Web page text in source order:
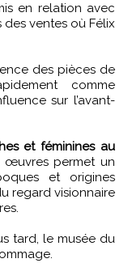
en relation avec
ventes où Félix
des pièces de
comme
sur l’avant-
et féminines au
œuvres permet un
et origines
regard visionnaire
tard, le musée du